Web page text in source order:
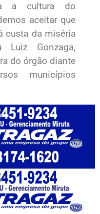
a cultura do
aceitar que
custa da miséria
Luiz Gonzaga,
do órgão diante
municípios